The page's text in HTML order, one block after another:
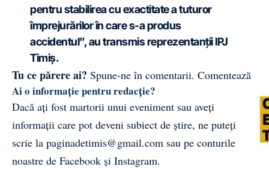
pentru stabilirea cu exactitate a tuturor
împrejurărilor în care s-a produs
accidentul”, au transmis reprezentanții IPJ
Timiș.
Tu ce părere ai? Spune-ne în comentarii. Comentează
Ai o informație pentru redacție?
Dacă ați fost martorii unui eveniment sau aveți
informații care pot deveni subiect de știre, ne puteți
scrie la paginadetimis@gmail.com sau pe conturile
noastre de Facebook și Instagram.